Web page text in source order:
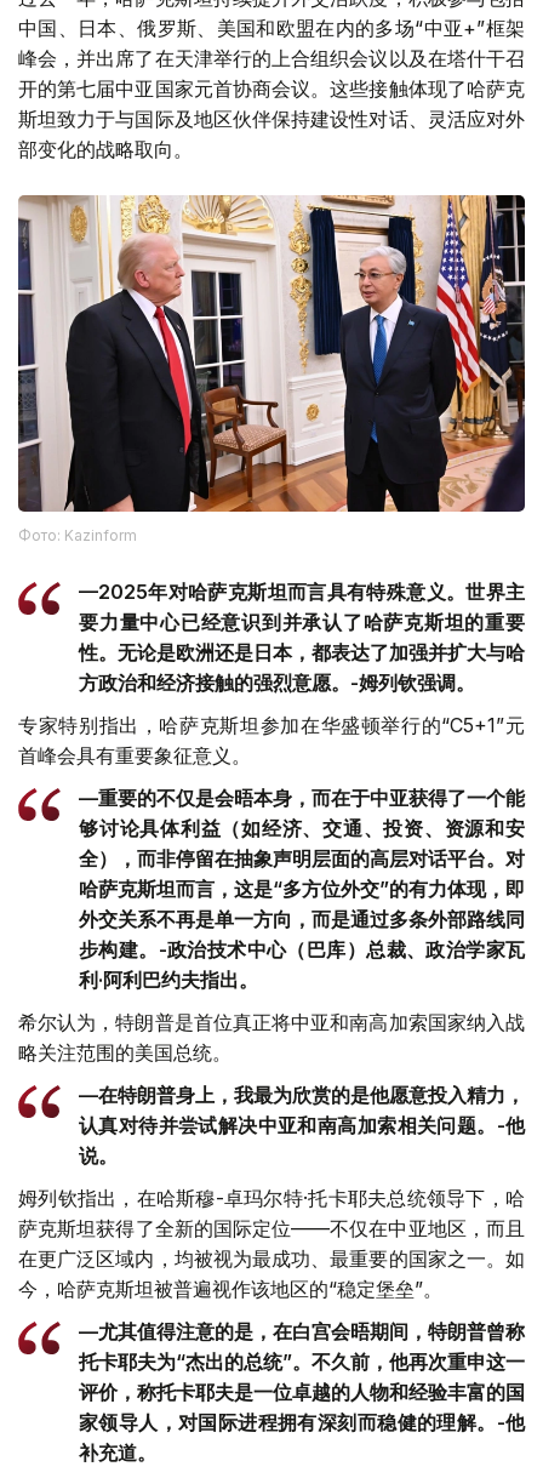
中国、日本、俄罗斯、美国和欧盟在内的多场“中亚+”框架
峰会，并出席了在天津举行的上合组织会议以及在塔什干召
开的第七届中亚国家元首协商会议。这些接触体现了哈萨克
斯坦致力于与国际及地区伙伴保持建设性对话、灵活应对外
部变化的战略取向。
Фото: Kazinform
—2025年对哈萨克斯坦而言具有特殊意义。世界主
要力量中心已经意识到并承认了哈萨克斯坦的重要
性。无论是欧洲还是日本，都表达了加强并扩大与哈
方政治和经济接触的强烈意愿。-姆列钦强调。
专家特别指出，哈萨克斯坦参加在华盛顿举行的“C5+1”元
首峰会具有重要象征意义。
—重要的不仅是会晤本身，而在于中亚获得了一个能
够讨论具体利益（如经济、交通、投资、资源和安
全），而非停留在抽象声明层面的高层对话平台。对
哈萨克斯坦而言，这是“多方位外交”的有力体现，即
外交关系不再是单一方向，而是通过多条外部路线同
步构建。-政治技术中心（巴库）总裁、政治学家瓦
利·阿利巴约夫指出。
希尔认为，特朗普是首位真正将中亚和南高加索国家纳入战
略关注范围的美国总统。
—在特朗普身上，我最为欣赏的是他愿意投入精力，
认真对待并尝试解决中亚和南高加索相关问题。-他
说。
姆列钦指出，在哈斯穆-卓玛尔特·托卡耶夫总统领导下，哈
萨克斯坦获得了全新的国际定位——不仅在中亚地区，而且
在更广泛区域内，均被视为最成功、最重要的国家之一。如
今，哈萨克斯坦被普遍视作该地区的“稳定堡垒”。
—尤其值得注意的是，在白宫会晤期间，特朗普曾称
托卡耶夫为“杰出的总统”。不久前，他再次重申这一
评价，称托卡耶夫是一位卓越的人物和经验丰富的国
家领导人，对国际进程拥有深刻而稳健的理解。-他
补充道。